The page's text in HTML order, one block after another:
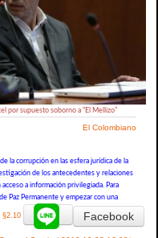
por supuesto soborno a “El Mellizo”
El Colombiano
la corrupción en las esfera jurídica de la
de los antecedentes y relaciones
a información privilegiada. Para
Paz Permanente y empezar con una
§2.10
Facebook